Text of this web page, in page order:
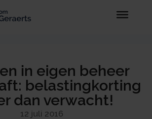
in eigen beheer
belastingkorting
dan verwacht!
12 juli 2016